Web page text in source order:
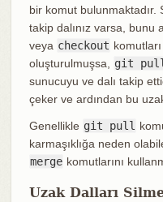
bir komut
takip dalınız varsa, bunu
veya checkout
oluşturulmuşsa, git
sunucuyu ve dalı takip
çeker ve ardından bu
Genellikle git pull
karmaşıklığa neden
merge komutlarını
Uzak Dalları